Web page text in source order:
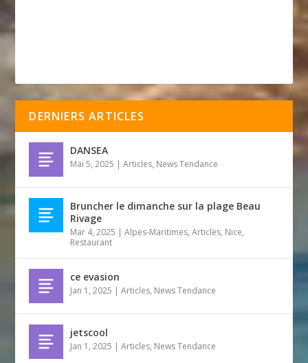
DERNIERS ARTICLES
DANSEA
Mai 5, 2025 |Articles, News Tendance
Bruncher le dimanche sur la plage Beau
Rivage
Mar 4, 2025 |Alpes-Maritimes,Articles, Nice,
Restaurant
ce evasion
Jan 1, 2025 |Articles, News Tendance
jetscool
Jan 1, 2025 |Articles, News Tendance